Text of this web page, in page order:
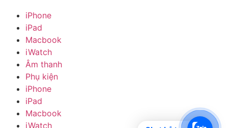
iPhone
iPad
Macbook
iWatch
Âm thanh
Phụ kiện
iPhone
iPad
Macbook
iWatch